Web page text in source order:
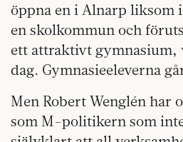
öppna en i Alnarp liksom
en skolkommun och
ett attraktivt gymnasium,
dag. Gymnasieeleverna
Men Robert Wenglén har
som M-politikern som